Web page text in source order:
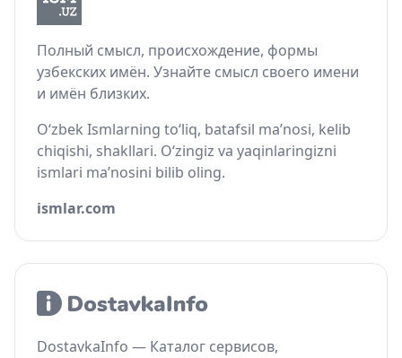
Полный смысл, происхождение, формы
узбекских имён. Узнайте смысл своего имени
и имён близких.
O‘zbek Ismlarning to‘liq, batafsil ma’nosi, kelib
chiqishi, shakllari. O‘zingiz va yaqinlaringizni
ismlari ma’nosini bilib oling.
ismlar.com
DostavkaInfo — Каталог сервисов,